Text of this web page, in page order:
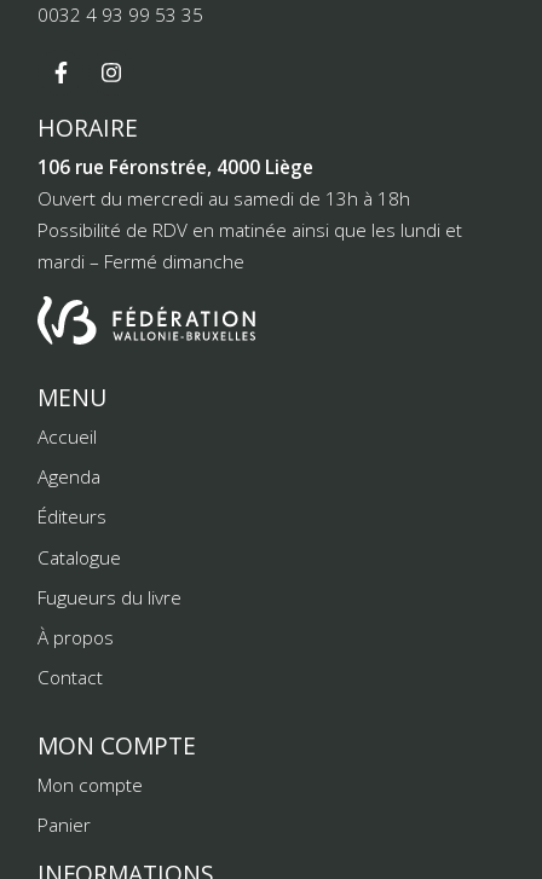
0032 4 93 99 53 35
HORAIRE
106 rue Féronstrée, 4000 Liège
Ouvert du mercredi au samedi de 13h à 18h
Possibilité de RDV en matinée ainsi que les lundi et
mardi – Fermé dimanche
MENU
Accueil
Agenda
Éditeurs
Catalogue
Fugueurs du livre
À propos
Contact
MON COMPTE
Mon compte
Panier